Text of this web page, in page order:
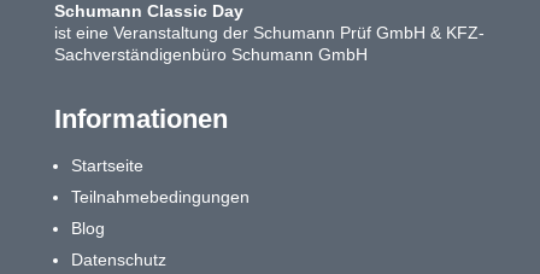
Schumann Classic Day
ist eine Veranstaltung der Schumann Prüf GmbH & KFZ-
Sachverständigenbüro Schumann GmbH
Informationen
Startseite
Teilnahmebedingungen
Blog
Datenschutz